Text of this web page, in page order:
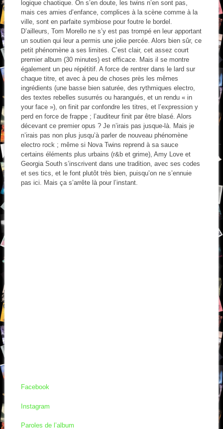
logique chaotique. On s’en doute, les twins n’en sont pas,
mais ces amies d’enfance, complices à la scène comme à la
ville, sont en parfaite symbiose pour foutre le bordel.
D’ailleurs, Tom Morello ne s’y est pas trompé en leur apportant
un soutien qui leur a permis une jolie percée. Alors bien sûr, ce
petit phénomène a ses limites. C’est clair, cet assez court
premier album (30 minutes) est efficace. Mais il se montre
également un peu répétitif. A force de rentrer dans le lard sur
chaque titre, et avec à peu de choses près les mêmes
ingrédients (une basse bien saturée, des rythmiques electro,
des textes rebelles susurrés ou harangués, et un rendu « in
your face »), on finit par confondre les titres, et l’expression y
perd en force de frappe ; l’auditeur finit par être blasé. Alors
décevant ce premier opus ? Je n’irais pas jusque-là. Mais je
n’irais pas non plus jusqu’à parler de nouveau phénomène
electro rock ; même si Nova Twins reprend à sa sauce
certains éléments plus urbains (r&b et grime), Amy Love et
Georgia South s’inscrivent dans une tradition, avec ses codes
et ses tics, et le font plutôt très bien, puisqu’on ne s’ennuie
pas ici. Mais ça s’arrête là pour l’instant.
Facebook
Instagram
Paroles de l’album